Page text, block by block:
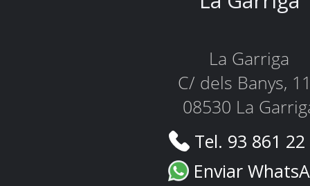
La Garriga
C/ dels Banys,
08530 La
Tel. 93 861
Enviar